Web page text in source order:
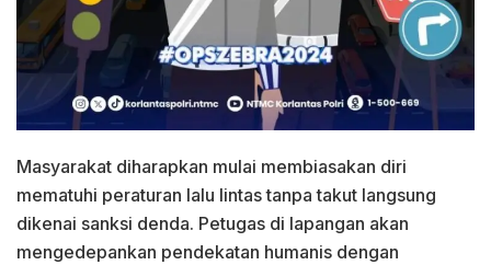
Masyarakat diharapkan mulai membiasakan diri
mematuhi peraturan lalu lintas tanpa takut langsung
dikenai sanksi denda. Petugas di lapangan akan
mengedepankan pendekatan humanis dengan